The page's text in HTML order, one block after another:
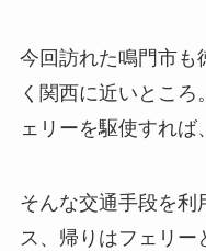
今回訪れた鳴門市も
く関西に近いとこ
ェリーを駆使すれば
そんな交通手段を利
ス、帰りはフェリー